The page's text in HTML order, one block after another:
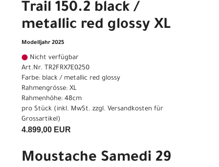
Trail 150.2 black /
metallic red glossy XL
Modelljahr 2025
Nicht verfügbar
Art.Nr. TR2FRX7E0250
Farbe: black / metallic red glossy
Rahmengrösse: XL
Rahmenhöhe: 48cm
pro Stück (inkl. MwSt. zzgl. Versandkosten für
Grossartikel)
4.899,00 EUR
Moustache Samedi 29